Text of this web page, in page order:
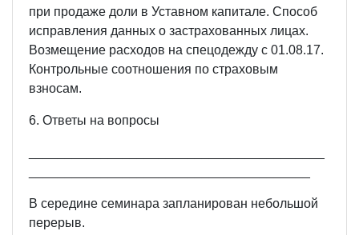
при продаже доли в Уставном капитале. Способ
исправления данных о застрахованных лицах.
Возмещение расходов на спецодежду с 01.08.17.
Контрольные соотношения по страховым
взносам.
6. Ответы на вопросы
В середине семинара запланирован небольшой
перерыв.